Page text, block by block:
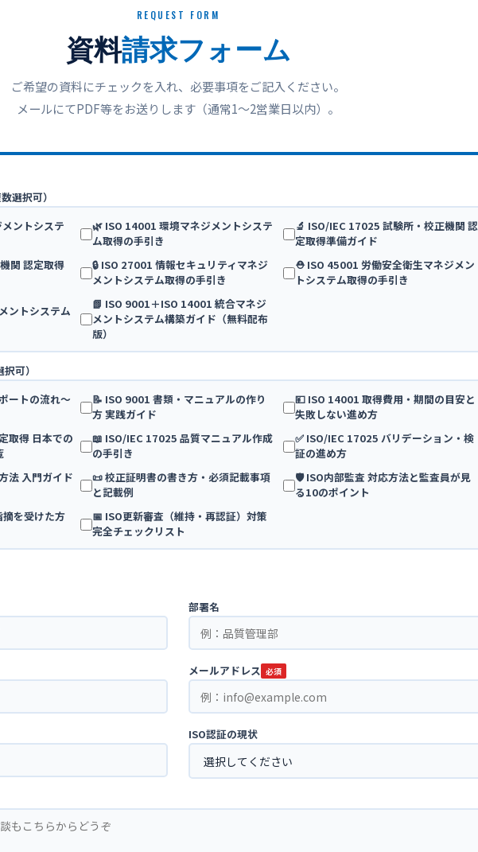
REQUEST FORM
資料請求フォーム
ご希望の資料にチェックを入れ、必要事項をご記入ください。
メールにてPDF等をお送りします（通常1〜2営業日以内）。
選択可）
ントシステ
🌿 ISO 14001 環境マネジメントシステ
ム取得の手引き
🔬 ISO/IEC 17025 試験所・校正機関 認
定取得準備ガイド
関 認定取得
🔒 ISO 27001 情報セキュリティマネジ
メントシステム取得の手引き
⛑️ ISO 45001 労働安全衛生マネジメン
トシステム取得の手引き
ントシステム
📗 ISO 9001＋ISO 14001 統合マネジ
メントシステム構築ガイド（無料配布
版）
可）
ートの流れ〜
📝 ISO 9001 書類・マニュアルの作り
方 実践ガイド
💴 ISO 14001 取得費用・期間の目安と
失敗しない進め方
得 日本での
📖 ISO/IEC 17025 品質マニュアル作成
の手引き
✅ ISO/IEC 17025 バリデーション・検
証の進め方
法 入門ガイド
📜 校正証明書の書き方・必須記載事項
と記載例
🛡️ ISO内部監査 対応方法と監査員が見
る10のポイント
を受けた方
📅 ISO更新審査（維持・再認証）対策
完全チェックリスト
部署名
メールアドレス 必須
ISO認証の現状